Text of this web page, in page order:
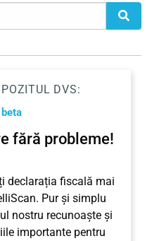
DVS:
beta
fără probleme!
declarația fiscală mai
Pur și simplu
nostru recunoaște și
importante pentru